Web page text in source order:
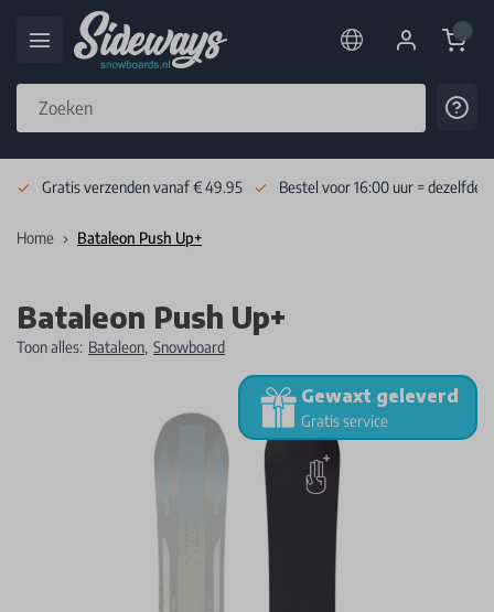
Cart
Gratis verzenden vanaf € 49.95 Bestel voor 16:00 uur = dezelfde
Home Bataleon Push Up+
Bataleon Push Up+
Toon alles: Bataleon, Snowboard
Gewaxt geleverd
Gratis service